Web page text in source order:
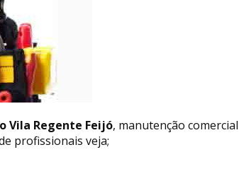
Vila Regente Feijó, manutenção comercial
profissionais veja;